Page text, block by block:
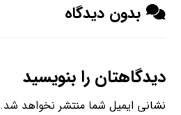
بدون دیدگاه
دیدگاهتان را بنویسید
نشانی ایمیل شما منتشر نخواهد شد.